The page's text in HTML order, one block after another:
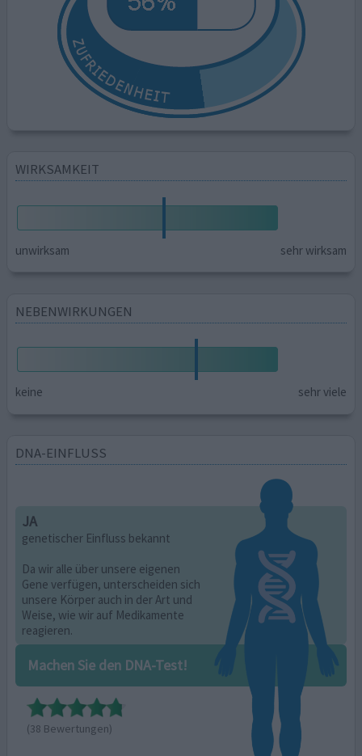
WIRKSAMKEIT
unwirksam sehr wirksam
NEBENWIRKUNGEN
keine sehr viele
DNA-EINFLUSS
JA
genetischer Einfluss bekannt
Da wir alle über unsere eigenen
Gene verfügen, unterscheiden sich
unsere Körper auch in der Art und
Weise, wie wir auf Medikamente
reagieren.
Machen Sie den DNA-Test!
(38 Bewertungen)